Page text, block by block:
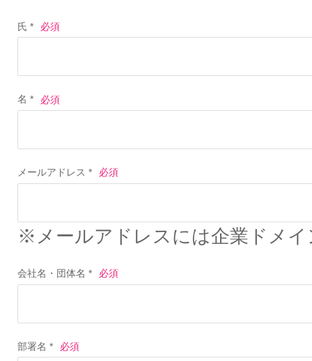
氏 *
名 *
メールアドレス *
※メールアドレスには企業ドメ
会社名・団体名 *
部署名 *